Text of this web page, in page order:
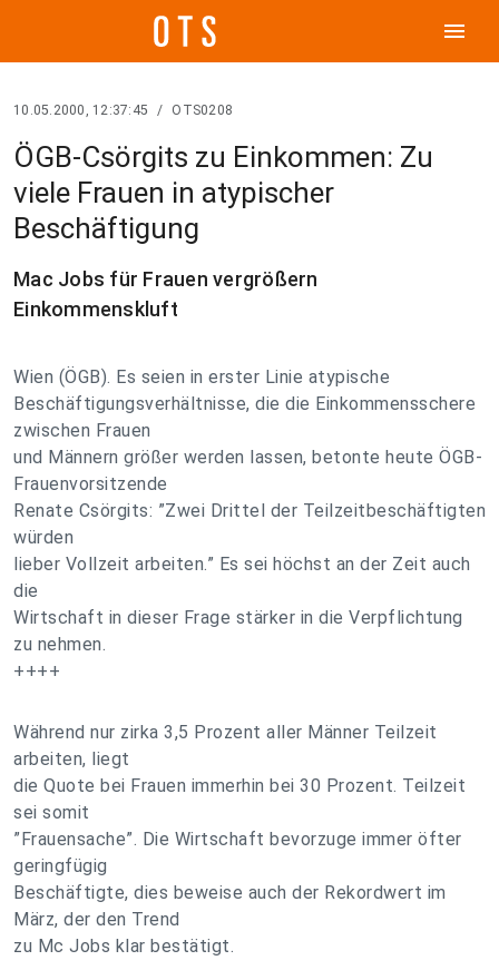
menu
10.05.2000, 12:37:45 / OTS0208
ÖGB-Csörgits zu Einkommen: Zu
viele Frauen in atypischer
Beschäftigung
Mac Jobs für Frauen vergrößern
Einkommenskluft
Wien (ÖGB). Es seien in erster Linie atypische
Beschäftigungsverhältnisse, die die Einkommensschere
zwischen Frauen
und Männern größer werden lassen, betonte heute ÖGB-
Frauenvorsitzende
Renate Csörgits: ”Zwei Drittel der Teilzeitbeschäftigten
würden
lieber Vollzeit arbeiten.” Es sei höchst an der Zeit auch
die
Wirtschaft in dieser Frage stärker in die Verpflichtung
zu nehmen.
++++
Während nur zirka 3,5 Prozent aller Männer Teilzeit
arbeiten, liegt
die Quote bei Frauen immerhin bei 30 Prozent. Teilzeit
sei somit
”Frauensache”. Die Wirtschaft bevorzuge immer öfter
geringfügig
Beschäftigte, dies beweise auch der Rekordwert im
März, der den Trend
zu Mc Jobs klar bestätigt.